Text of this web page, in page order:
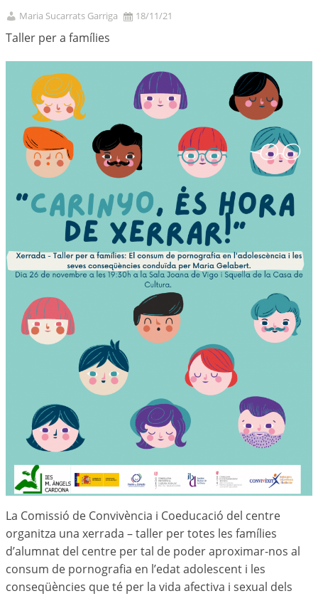
Maria Sucarrats Garriga 18/11/21
Taller per a famílies
La Comissió de Convivència i Coeducació del centre
organitza una xerrada – taller per totes les famílies
d’alumnat del centre per tal de poder aproximar-nos al
consum de pornografia en l’edat adolescent i les
conseqüències que té per la vida afectiva i sexual dels